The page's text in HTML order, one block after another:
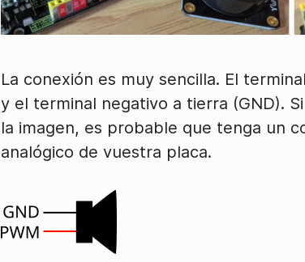
La conexión es muy sencilla. El
y el terminal negativo a tierra (GND).
la imagen, es probable que tenga un
analógico de vuestra placa.